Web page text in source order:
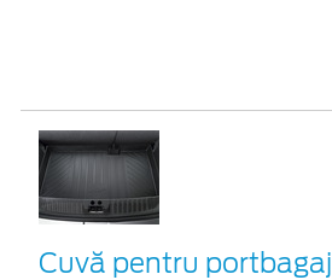
Cuvă pentru portbagaj